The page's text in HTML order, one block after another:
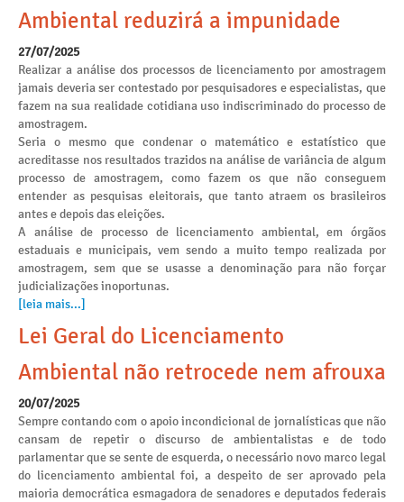
Ambiental reduzirá a impunidade
27/07/2025
Realizar a análise dos processos de licenciamento por amostragem
jamais deveria ser contestado por pesquisadores e especialistas, que
fazem na sua realidade cotidiana uso indiscriminado do processo de
amostragem.
Seria o mesmo que condenar o matemático e estatístico que
acreditasse nos resultados trazidos na análise de variância de algum
processo de amostragem, como fazem os que não conseguem
entender as pesquisas eleitorais, que tanto atraem os brasileiros
antes e depois das eleições.
A análise de processo de licenciamento ambiental, em órgãos
estaduais e municipais, vem sendo a muito tempo realizada por
amostragem, sem que se usasse a denominação para não forçar
judicializações inoportunas.
[leia mais...]
Lei Geral do Licenciamento
Ambiental não retrocede nem afrouxa
20/07/2025
Sempre contando com o apoio incondicional de jornalísticas que não
cansam de repetir o discurso de ambientalistas e de todo
parlamentar que se sente de esquerda, o necessário novo marco legal
do licenciamento ambiental foi, a despeito de ser aprovado pela
maioria democrática esmagadora de senadores e deputados federais